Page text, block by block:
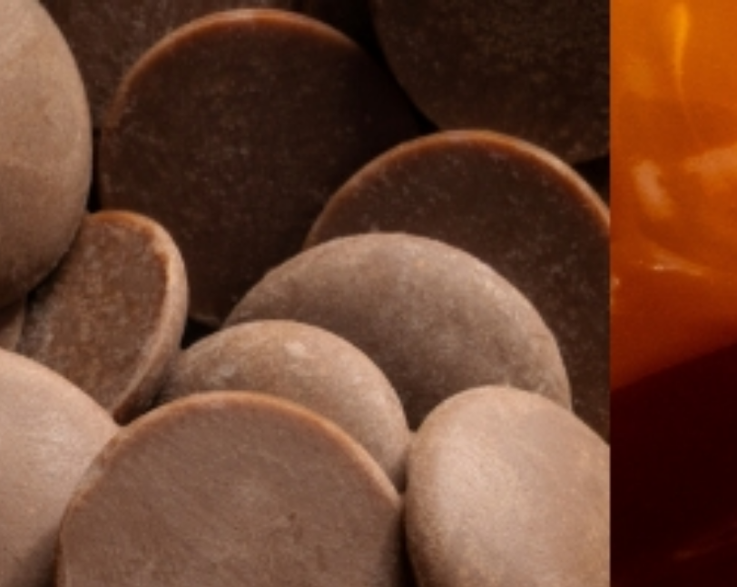
Countries
International
English Italiano
Americas
English Español Français Português
Benelux
Nederlands
DACH region
Dobla
Europe & Middle East
DutchItaliano
North America
English
Distributors and authorized clients